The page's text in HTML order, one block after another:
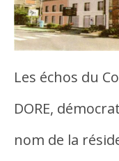
Les échos du
DORE,
nom de la